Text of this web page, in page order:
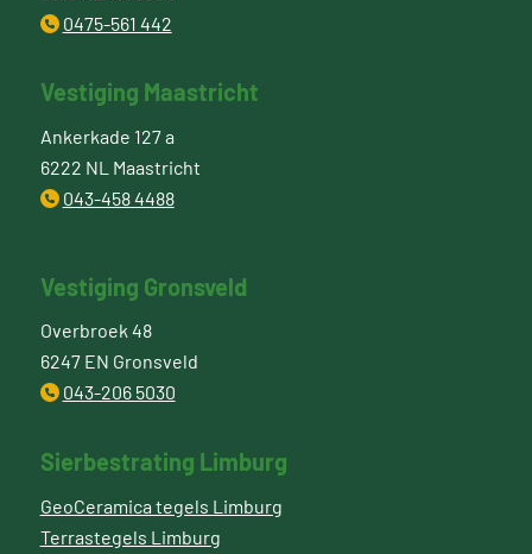
0475-561 442
Vestiging Maastricht
Ankerkade 127 a
6222 NL Maastricht
043-458 4488
Vestiging Gronsveld
Overbroek 48
6247 EN Gronsveld
043-206 5030
Sierbestrating Limburg
GeoCeramica tegels Limburg
Terrastegels Limburg